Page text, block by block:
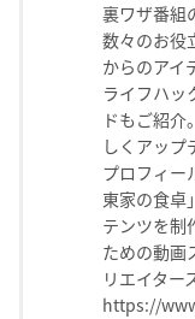
裏ワザ番組
数々のお役
からのアイ
ライフハッ
ドもご紹
しくアップ
プロフィー
東家の食卓
テンツを制
ための動画
リエイター
https://